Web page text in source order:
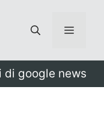
Menu
google news